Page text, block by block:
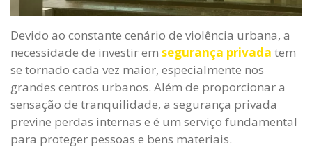
Devido ao constante cenário de violência urbana, a
necessidade de investir em segurança privada tem
se tornado cada vez maior, especialmente nos
grandes centros urbanos. Além de proporcionar a
sensação de tranquilidade, a segurança privada
previne perdas internas e é um serviço fundamental
para proteger pessoas e bens materiais.